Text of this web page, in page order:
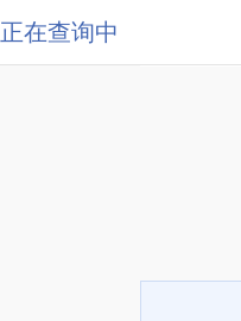
正在查询中